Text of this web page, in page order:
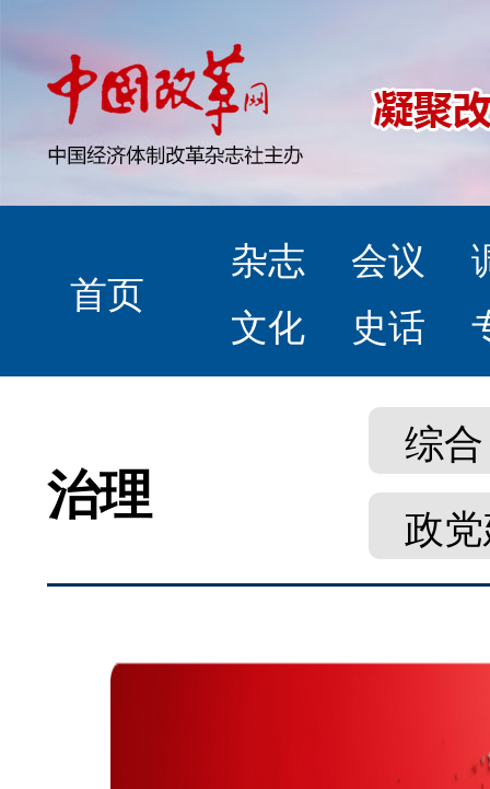
首页
杂志 会议
文化
史话
治理
综合
政